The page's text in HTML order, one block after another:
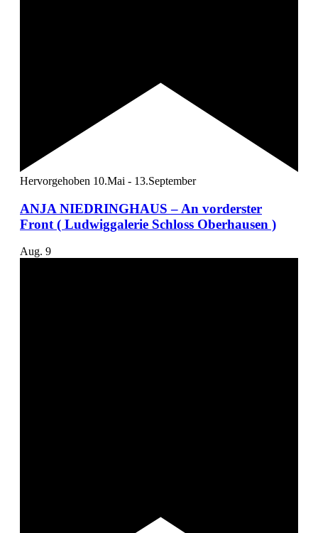
Hervorgehoben 10.Mai - 13.September
ANJA NIEDRINGHAUS – An vorderster
Front ( Ludwiggalerie Schloss Oberhausen )
Aug. 9